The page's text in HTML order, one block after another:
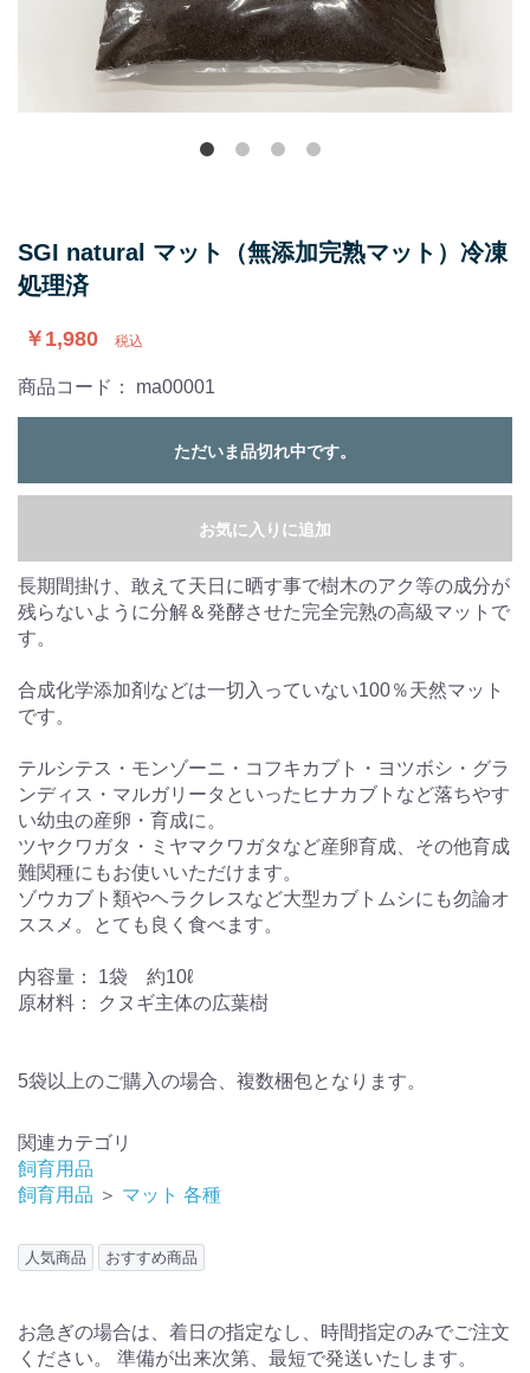
SGI natural マット（無添加完熟マット）冷凍
処理済
￥1,980 税込
商品コード： ma00001
ただいま品切れ中です。
お気に入りに追加
長期間掛け、敢えて天日に晒す事で樹木のアク等の成分が
残らないように分解＆発酵させた完全完熟の高級マットで
す。
合成化学添加剤などは一切入っていない100％天然マット
です。
テルシテス・モンゾーニ・コフキカブト・ヨツボシ・グラ
ンディス・マルガリータといったヒナカブトなど落ちやす
い幼虫の産卵・育成に。
ツヤクワガタ・ミヤマクワガタなど産卵育成、その他育成
難関種にもお使いいただけます。
ゾウカブト類やヘラクレスなど大型カブトムシにも勿論オ
ススメ。とても良く食べます。
内容量： 1袋 約10ℓ
原材料： クヌギ主体の広葉樹
5袋以上のご購入の場合、複数梱包となります。
関連カテゴリ
飼育用品
飼育用品 ＞ マット 各種
人気商品 おすすめ商品
お急ぎの場合は、着日の指定なし、時間指定のみでご注文
ください。 準備が出来次第、最短で発送いたします。